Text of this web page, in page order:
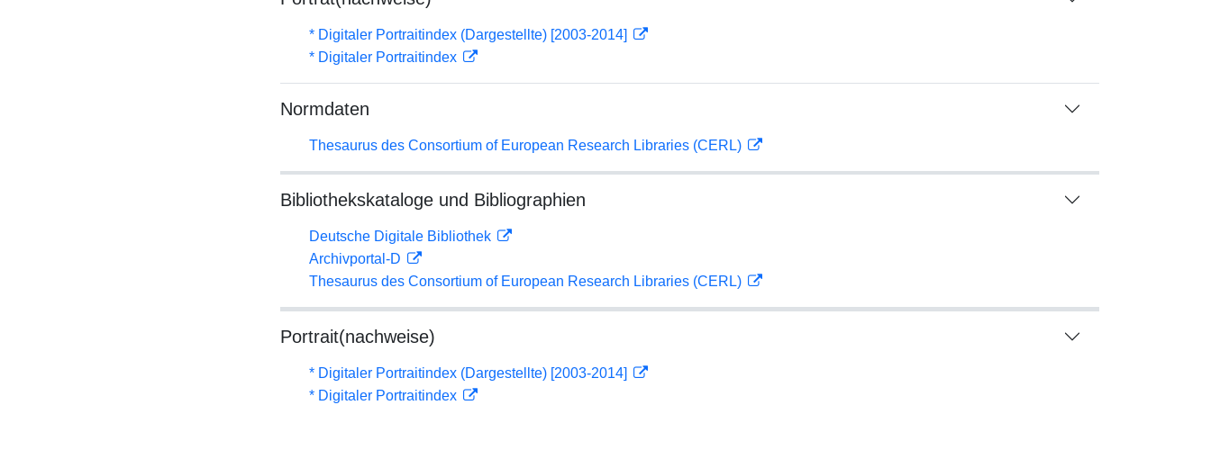
* Digitaler Portraitindex (Dargestellte) [2003-2014]
* Digitaler Portraitindex
Normdaten
Thesaurus des Consortium of European Research Libraries (CERL)
Bibliothekskataloge und Bibliographien
Deutsche Digitale Bibliothek
Archivportal-D
Thesaurus des Consortium of European Research Libraries (CERL)
Portrait(nachweise)
* Digitaler Portraitindex (Dargestellte) [2003-2014]
* Digitaler Portraitindex